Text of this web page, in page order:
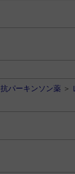
抗パーキンソン薬 ＞